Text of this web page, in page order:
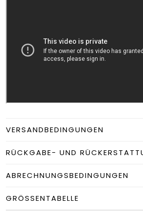
VERSANDBEDINGUNGEN
RÜCKGABE- UND
ABRECHNUNGSBEDINGUNGEN
GRÖSSENTABELLE